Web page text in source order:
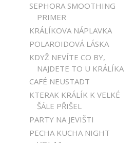
SEPHORA SMOOTHING
PRIMER
KRÁLÍKOVA NÁPLAVKA
POLAROIDOVÁ LÁSKA
KDYŽ NEVÍTE CO BY,
NAJDETE TO U KRÁLÍKA
CAFÉ NEUSTADT
KTERAK KRÁLÍK K VELKÉ
ŠÁLE PŘIŠEL
PARTY NA JEVIŠTI
PECHA KUCHA NIGHT